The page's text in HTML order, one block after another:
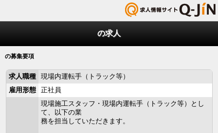
の求人
の募集要項
求人職種
現場内運転手（トラック等）
雇用形態
正社員
現場施工スタッフ・現場内運転手（トラック等）とし
て、以下の業
務を担当していただきます。